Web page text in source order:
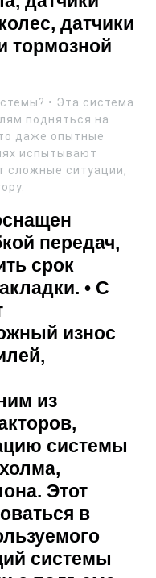
датчики
тормозной
• Эта система
подняться на
даже опытные
испытывают
сложные ситуации,
передач,
срок
• С
износ
из
системы
Этот
в
системы